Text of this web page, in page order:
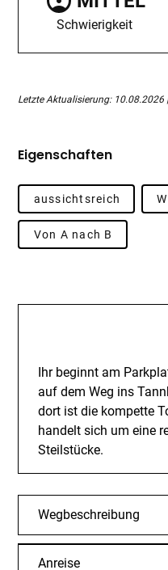
Schwierigkeit
Letzte Aktualisierung: 10.08.2026
Eigenschaften
aussichtsreich
Von A nach B
Ihr beginnt am
auf dem Weg ins
dort ist die kompette
handelt sich um eine
Steilstücke.
Wegbeschreibung
Anreise